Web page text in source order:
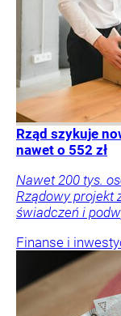
Rząd szykuje
nawet o 552 zł
Nawet 200 tys.
Rządowy projekt
świadczeń i
Finanse i